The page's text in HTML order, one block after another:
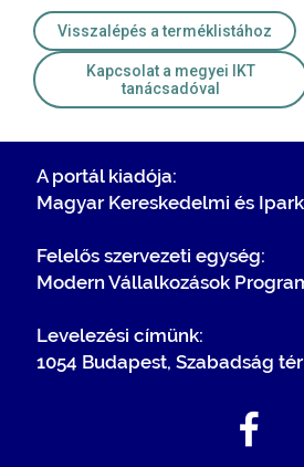
Visszalépés a terméklistához
Kapcsolat a megyei IKT
tanácsadóval
A portál kiadója:
Magyar Kereskedelmi és
Felelős szervezeti egység:
Modern Vállalkozások
Levelezési címünk:
1054 Budapest, Szabadság tér